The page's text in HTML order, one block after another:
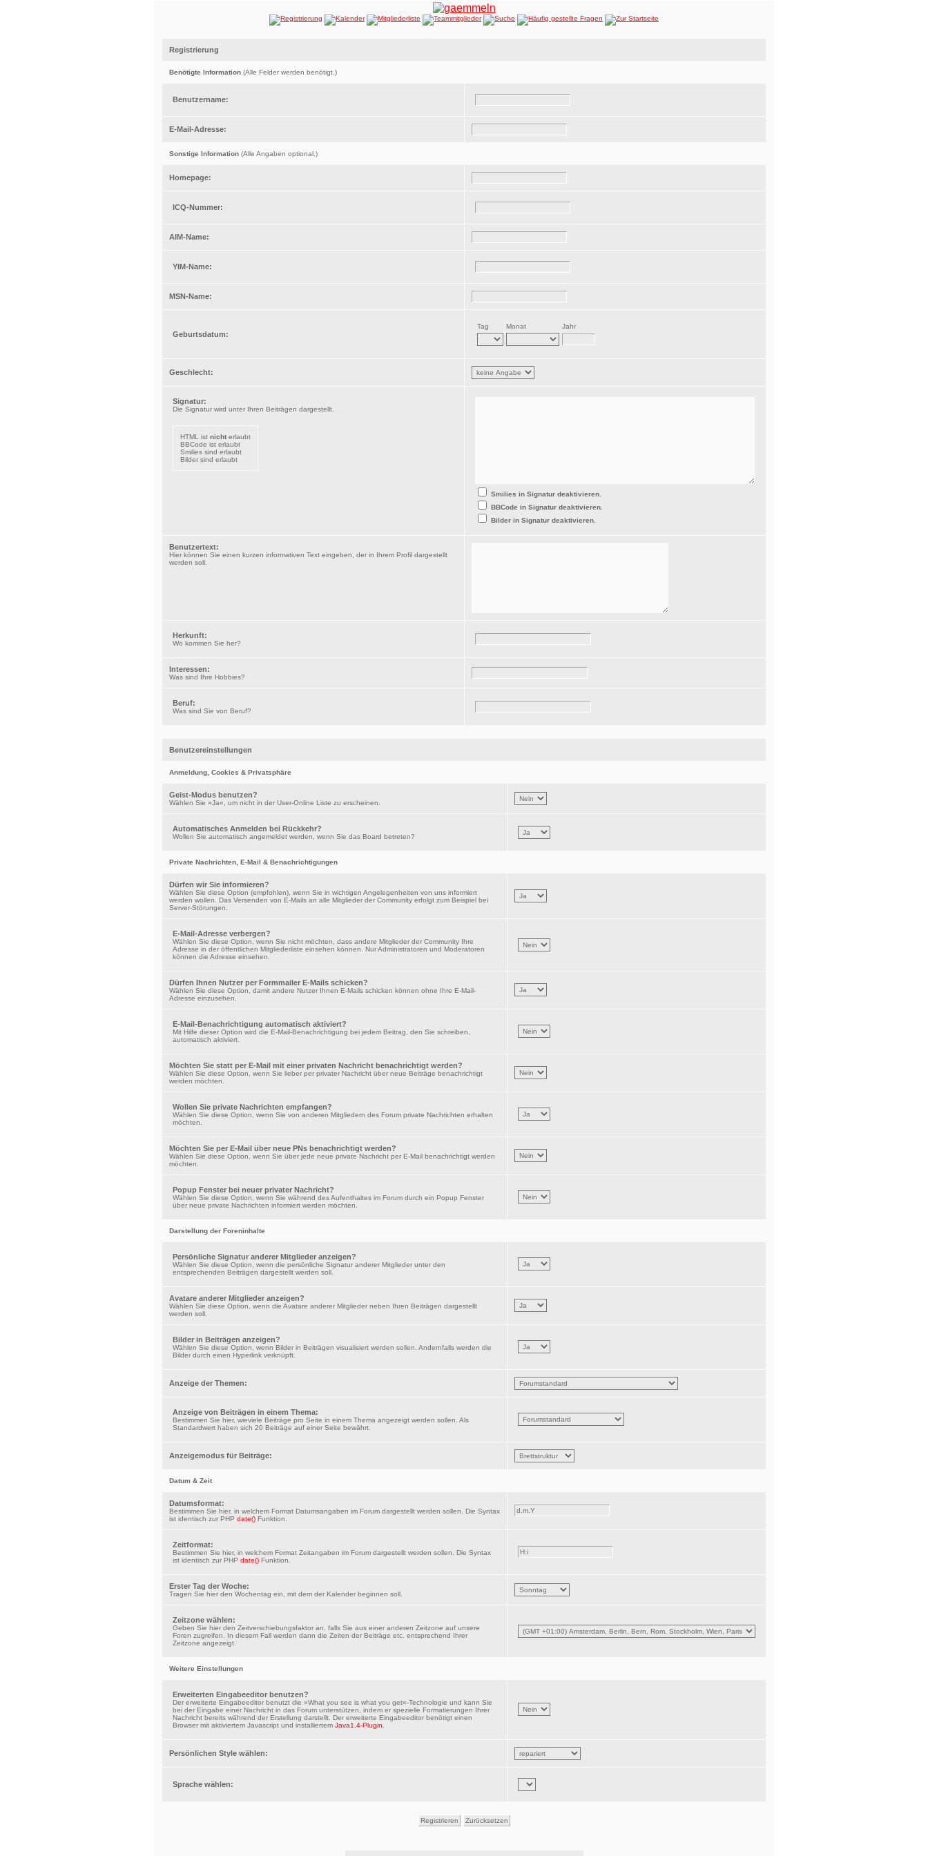
Registrierung
Benötigte Information (Alle Felder werden benötigt.)
Benutzername:
E-Mail-Adresse:
Sonstige Information (Alle Angaben optional.)
Homepage:
ICQ-Nummer:
AIM-Name:
YIM-Name:
MSN-Name:
Geburtsdatum:
Tag Monat Jahr
Geschlecht:
Signatur:
Die Signatur wird unter Ihren Beiträgen dargestellt.
HTML ist nicht erlaubt
BBCode ist erlaubt
Smilies sind erlaubt
Bilder sind erlaubt
Smilies in Signatur deaktivieren.
BBCode in Signatur deaktivieren.
Bilder in Signatur deaktivieren.
Benutzertext:
Hier können Sie einen kurzen informativen Text eingeben, der in Ihrem Profil dargestellt
werden soll.
Herkunft:
Wo kommen Sie her?
Interessen:
Was sind Ihre Hobbies?
Beruf:
Was sind Sie von Beruf?
Benutzereinstellungen
Anmeldung, Cookies & Privatsphäre
Geist-Modus benutzen?
Wählen Sie »Ja«, um nicht in der User-Online Liste zu erscheinen.
Automatisches Anmelden bei Rückkehr?
Wollen Sie automatisch angemeldet werden, wenn Sie das Board betreten?
Private Nachrichten, E-Mail & Benachrichtigungen
Dürfen wir Sie informieren?
Wählen Sie diese Option (empfohlen), wenn Sie in wichtigen Angelegenheiten von uns informiert
werden wollen. Das Versenden von E-Mails an alle Mitglieder der Community erfolgt zum Beispiel bei
Server-Störungen.
E-Mail-Adresse verbergen?
Wählen Sie diese Option, wenn Sie nicht möchten, dass andere Mitglieder der Community Ihre
Adresse in der öffentlichen Mitgliederliste einsehen können. Nur Administratoren und Moderatoren
können die Adresse einsehen.
Dürfen Ihnen Nutzer per Formmailer E-Mails schicken?
Wählen Sie diese Option, damit andere Nutzer Ihnen E-Mails schicken können ohne Ihre E-Mail-
Adresse einzusehen.
E-Mail-Benachrichtigung automatisch aktiviert?
Mit Hilfe dieser Option wird die E-Mail-Benachrichtigung bei jedem Beitrag, den Sie schreiben,
automatisch aktiviert.
Möchten Sie statt per E-Mail mit einer privaten Nachricht benachrichtigt werden?
Wählen Sie diese Option, wenn Sie lieber per privater Nachricht über neue Beiträge benachrichtigt
werden möchten.
Wollen Sie private Nachrichten empfangen?
Wählen Sie diese Option, wenn Sie von anderen Mitgliedern des Forum private Nachrichten erhalten
möchten.
Möchten Sie per E-Mail über neue PNs benachrichtigt werden?
Wählen Sie diese Option, wenn Sie über jede neue private Nachricht per E-Mail benachrichtigt werden
möchten.
Popup Fenster bei neuer privater Nachricht?
Wählen Sie diese Option, wenn Sie während des Aufenthaltes im Forum durch ein Popup Fenster
über neue private Nachrichten informiert werden möchten.
Darstellung der Foreninhalte
Persönliche Signatur anderer Mitglieder anzeigen?
Wählen Sie diese Option, wenn die persönliche Signatur anderer Mitglieder unter den
entsprechenden Beiträgen dargestellt werden soll.
Avatare anderer Mitglieder anzeigen?
Wählen Sie diese Option, wenn die Avatare anderer Mitglieder neben Ihren Beiträgen dargestellt
werden soll.
Bilder in Beiträgen anzeigen?
Wählen Sie diese Option, wenn Bilder in Beiträgen visualisiert werden sollen. Andernfalls werden die
Bilder durch einen Hyperlink verknüpft.
Anzeige der Themen:
Anzeige von Beiträgen in einem Thema:
Bestimmen Sie hier, wieviele Beiträge pro Seite in einem Thema angezeigt werden sollen. Als
Standardwert haben sich 20 Beiträge auf einer Seite bewährt.
Anzeigemodus für Beiträge:
Datum & Zeit
Datumsformat:
Bestimmen Sie hier, in welchem Format Datumsangaben im Forum dargestellt werden sollen. Die Syntax
ist identisch zur PHP date() Funktion.
Zeitformat:
Bestimmen Sie hier, in welchem Format Zeitangaben im Forum dargestellt werden sollen. Die Syntax
ist identisch zur PHP date() Funktion.
Erster Tag der Woche:
Tragen Sie hier den Wochentag ein, mit dem der Kalender beginnen soll.
Zeitzone wählen:
Geben Sie hier den Zeitverschiebungsfaktor an, falls Sie aus einer anderen Zeitzone auf unsere
Foren zugreifen. In diesem Fall werden dann die Zeiten der Beiträge etc. entsprechend Ihrer
Zeitzone angezeigt.
Weitere Einstellungen
Erweiterten Eingabeeditor benutzen?
Der erweiterte Eingabeeditor benutzt die »What you see is what you get«-Technologie und kann Sie
bei der Eingabe einer Nachricht in das Forum unterstützen, indem er spezielle Formatierungen Ihrer
Nachricht bereits während der Erstellung darstellt. Der erweiterte Eingabeeditor benötigt einen
Browser mit aktiviertem Javascript und installiertem Java1.4-Plugin
Persönlichen Style wählen:
Sprache wählen: